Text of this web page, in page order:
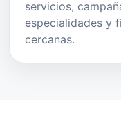
servicios,
especialidades y
cercanas.